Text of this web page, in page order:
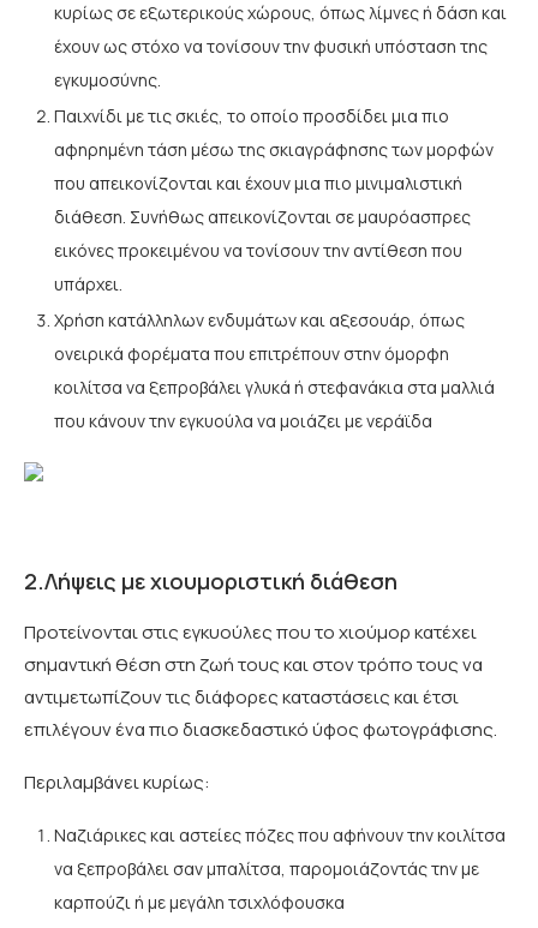
κυρίως σε εξωτερικούς χώρους, όπως λίμνες ή δάση και
έχουν ως στόχο να τονίσουν την φυσική υπόσταση της
εγκυμοσύνης.
Παιχνίδι με τις σκιές, το οποίο προσδίδει μια πιο
αφηρημένη τάση μέσω της σκιαγράφησης των μορφών
που απεικονίζονται και έχουν μια πιο μινιμαλιστική
διάθεση. Συνήθως απεικονίζονται σε μαυρόασπρες
εικόνες προκειμένου να τονίσουν την αντίθεση που
υπάρχει.
Χρήση κατάλληλων ενδυμάτων και αξεσουάρ, όπως
ονειρικά φορέματα που επιτρέπουν στην όμορφη
κοιλίτσα να ξεπροβάλει γλυκά ή στεφανάκια στα μαλλιά
που κάνουν την εγκυούλα να μοιάζει με νεράϊδα
2.Λήψεις με χιουμοριστική διάθεση
Προτείνονται στις εγκυούλες που το χιούμορ κατέχει
σημαντική θέση στη ζωή τους και στον τρόπο τους να
αντιμετωπίζουν τις διάφορες καταστάσεις και έτσι
επιλέγουν ένα πιο διασκεδαστικό ύφος φωτογράφισης.
Περιλαμβάνει κυρίως:
Ναζιάρικες και αστείες πόζες που αφήνουν την κοιλίτσα
να ξεπροβάλει σαν μπαλίτσα, παρομοιάζοντάς την με
καρπούζι ή με μεγάλη τσιχλόφουσκα